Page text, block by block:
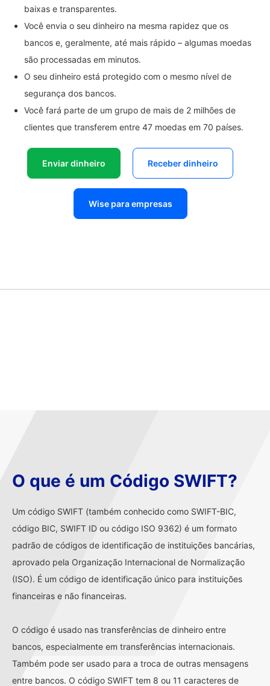
baixas e transparentes.
Você envia o seu dinheiro na mesma rapidez que os
bancos e, geralmente, até mais rápido – algumas moedas
são processadas em minutos.
O seu dinheiro está protegido com o mesmo nível de
segurança dos bancos.
Você fará parte de um grupo de mais de 2 milhões de
clientes que transferem entre 47 moedas em 70 países.
Enviar dinheiro Receber dinheiro
Wise para empresas
O que é um Código SWIFT?
Um código SWIFT (também conhecido como SWIFT-BIC,
código BIC, SWIFT ID ou código ISO 9362) é um formato
padrão de códigos de identificação de instituições bancárias,
aprovado pela Organização Internacional de Normalização
(ISO). É um código de identificação único para instituições
financeiras e não financeiras.
O código é usado nas transferências de dinheiro entre
bancos, especialmente em transferências internacionais.
Também pode ser usado para a troca de outras mensagens
entre bancos. O código SWIFT tem 8 ou 11 caracteres de